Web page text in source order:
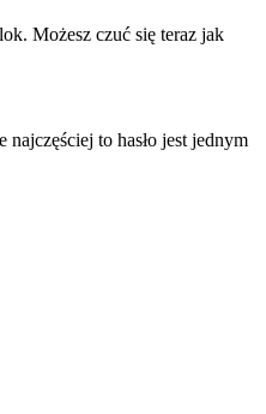
Możesz czuć się teraz jak
to hasło jest jednym